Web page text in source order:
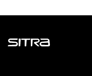
Sitra